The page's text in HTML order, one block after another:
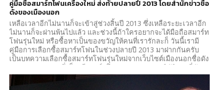
คู่มือซื้อสมาร์ทโฟนเครื่องใหม่ ส่งท้ายปลายปี 2013 โดยสำนักข่าวชื่อ
ดังของเมืองนอก
เหลือเวลาอีกไม่นานก็จะเข้าสู่ช่วงสิ้นปี 2013 ซึ่งเหลือระยะเวลาอีก
ไม่นานก็จะผ่านพ้นไปแล้ว และช่วงนี้ถ้าใครอยากจะได้มือถือสมาร์ท
โฟนรุ่นใหม่ หรือซื้อหาเป็นของขวัญให้คนที่เรารักละก็ วันนี้เรามี
คู่มือการเลือกซื้อสมาร์ทโฟนในช่วงปลายปี 2013 มาฝากกันครับ
เป็นบทความเลือกซื้อสมาร์ทโฟนรุ่นใหม่จากเว็บไซต์เมืองนอกชื่อดัง
อย่าง Engadget ซึ่งก็จะมีสมาร์ทโฟนจากทุกระบบปฏิบัติการที่คัด
มาให้เลือกสรรกัน มีการอธิบายแต่ละรุ่นคร่าวๆ พร้อมทั้งโชว์ประ
สิทธิภาพของสเป็คหลัก และราคาขายของเครื่องด้วยนะ